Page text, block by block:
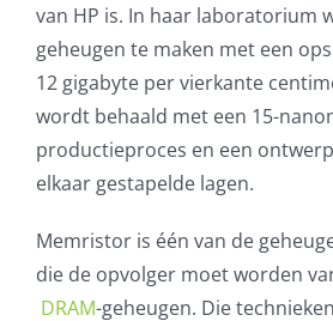
van HP is. In haar laboratorium
geheugen te maken met een
12 gigabyte per vierkante
wordt behaald met een 15-
productieproces en een
elkaar gestapelde lagen.
Memristor is één van de
die de opvolger moet worden
DRAM-geheugen. Die